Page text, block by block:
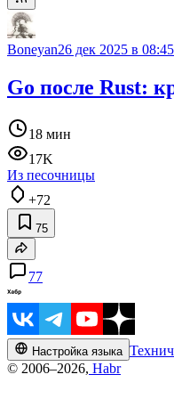
Boneyan26 дек 2025 в 08:45
Go после Rust:
18 мин
17K
Из песочницы
+72
75
77
Настройка языка
© 2006–2026, Habr